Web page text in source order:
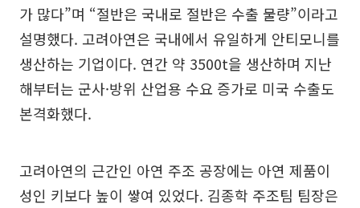
가 많다”며 “절반은 국내로 절반은 수출 물량”이라고
설명했다. 고려아연은 국내에서 유일하게 안티모니를
생산하는 기업이다. 연간 약 3500t을 생산하며 지난
해부터는 군사·방위 산업용 수요 증가로 미국 수출도
본격화했다.
고려아연의 근간인 아연 주조 공장에는 아연 제품이
성인 키보다 높이 쌓여 있었다. 김종학 주조팀 팀장은